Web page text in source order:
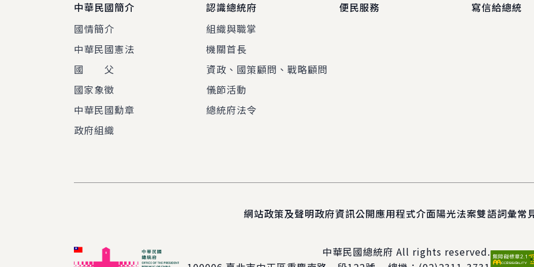
中華民國簡介
國情簡介
中華民國憲法
國 父
國家象徵
中華民國勳章
政府組織
認識總統府
組織與職掌
機關首長
資政、國策顧問、戰略顧問
儀節活動
總統府法令
便民服務 寫信給總統
網站政策及聲明政府資訊公開應用程式介面陽光法案雙語詞彙常
中華民國總統府 All rights reserved.